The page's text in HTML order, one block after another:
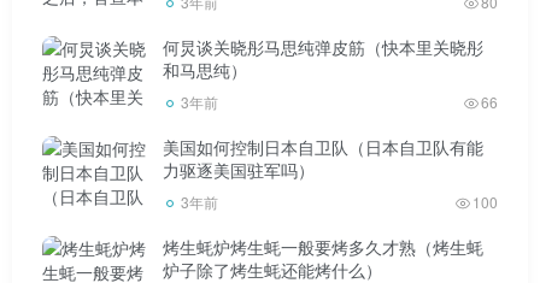
何炅谈关晓彤马思纯弹皮筋（快本里关晓彤
和马思纯）
3年前 66
美国如何控制日本自卫队（日本自卫队有能
力驱逐美国驻军吗）
3年前 100
烤生蚝炉烤生蚝一般要烤多久才熟（烤生蚝
炉子除了烤生蚝还能烤什么）